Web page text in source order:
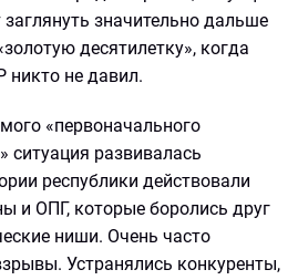
значительно дальше
десятилетку», когда
не давил.
«первоначального
ситуация развивалась
республики действовали
и ОПГ, которые боролись друг
ниши. Очень часто
Устранялись конкуренты,